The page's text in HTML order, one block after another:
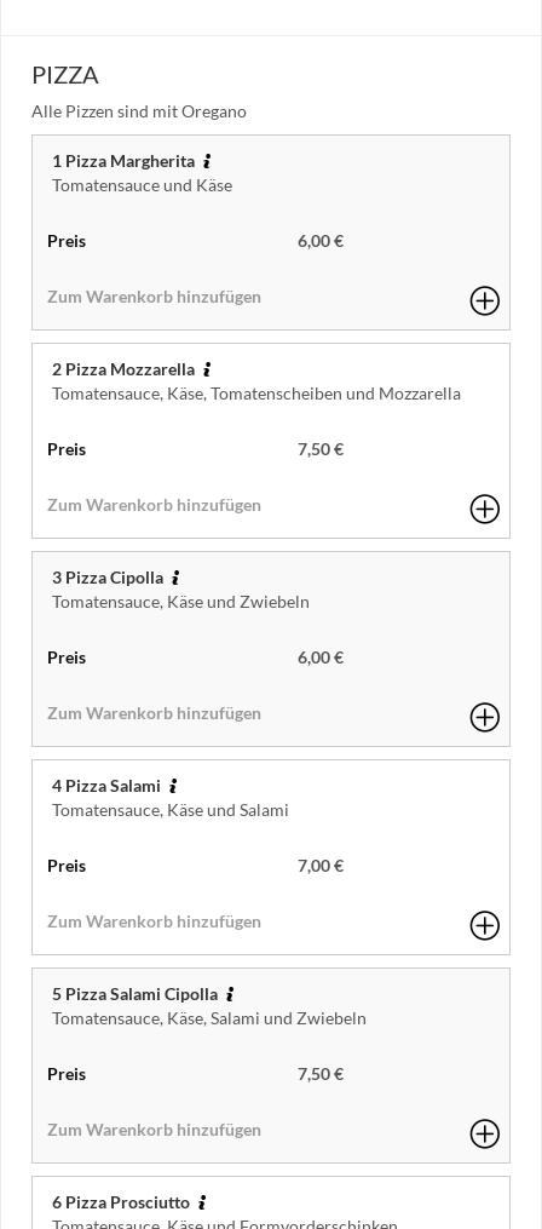
PIZZA
Alle Pizzen sind mit Oregano
1 Pizza Margherita
Tomatensauce und Käse
6,00 €
2 Pizza Mozzarella
Tomatensauce, Käse, Tomatenscheiben und Mozzarella
7,50 €
3 Pizza Cipolla
Tomatensauce, Käse und Zwiebeln
6,00 €
4 Pizza Salami
Tomatensauce, Käse und Salami
7,00 €
5 Pizza Salami Cipolla
Tomatensauce, Käse, Salami und Zwiebeln
7,50 €
6 Pizza Prosciutto